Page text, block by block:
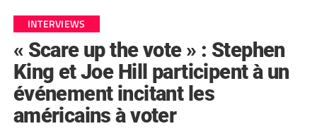
INTERVIEWS
« Scare up the vote » : Stephen
King et Joe Hill participent à un
événement incitant les
américains à voter